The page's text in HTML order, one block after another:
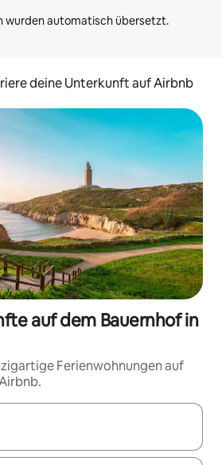
deine Unterkunft auf Airbnb
auf dem Bauernhof in
Ferienwohnungen auf
sind, navigiere mit den